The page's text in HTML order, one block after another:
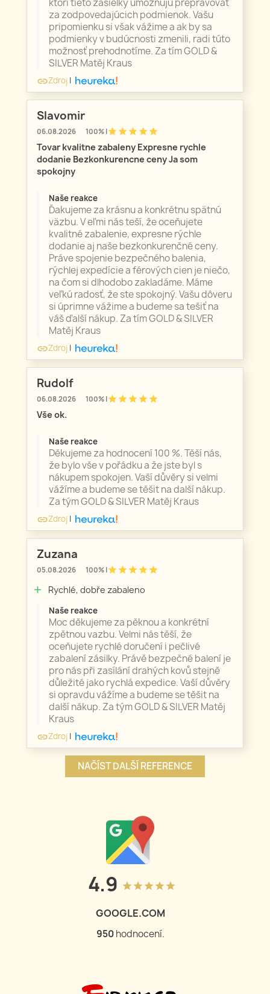
ktorí tieto zásielky umožňujú prepravovať
za zodpovedajúcich podmienok. Vašu
pripomienku si však vážime a ak by sa
podmienky v budúcnosti zmenili, radi túto
možnosť prehodnotíme. Za tím GOLD &
SILVER Matěj Kraus
linkZdroj |
Slavomir
06.08.2026 100% |starstarstarstarstar
Tovar kvalitne zabaleny Expresne rychle
dodanie Bezkonkurencne ceny Ja som
spokojny
Naše reakce
Ďakujeme za krásnu a konkrétnu spätnú
väzbu. V eľmi nás teší, že oceňujete
kvalitné zabalenie, expresne rýchle
dodanie aj naše bezkonkurenčné ceny.
Práve spojenie bezpečného balenia,
rýchlej expedície a férových cien je niečo,
na čom si dlhodobo zakladáme. Máme
veľkú radosť, že ste spokojný. Vašu dôveru
si úprimne vážime a budeme sa tešiť na
váš ďalší nákup. Za tím GOLD & SILVER
Matěj Kraus
linkZdroj |
Rudolf
06.08.2026 100% |starstarstarstarstar
Vše ok.
Naše reakce
Děkujeme za hodnocení 100 %. Těší nás,
že bylo vše v pořádku a že jste byl s
nákupem spokojen. Vaší důvěry si velmi
vážíme a budeme se těšit na další nákup.
Za tým GOLD & SILVER Matěj Kraus
linkZdroj |
Zuzana
05.08.2026 100% |starstarstarstarstar
add Rychlé, dobře zabaleno
Naše reakce
Moc děkujeme za pěknou a konkrétní
zpětnou vazbu. Velmi nás těší, že
oceňujete rychlé doručení i pečlivé
zabalení zásilky. Právě bezpečné balení je
pro nás při zasílání drahých kovů stejně
důležité jako rychlá expedice. Vaší důvěry
si opravdu vážíme a budeme se těšit na
další nákup. Za tým GOLD & SILVER Matěj
Kraus
linkZdroj |
NAČÍST DALŠÍ REFERENCE
4.9 grade grade grade grade grade
GOOGLE.COM
950 hodnocení.